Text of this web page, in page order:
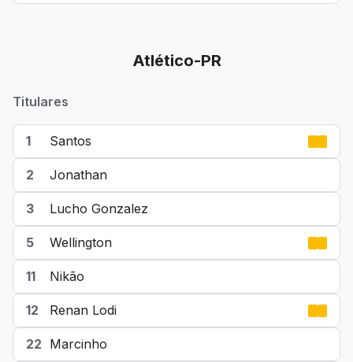
Atlético-PR
Titulares
1 Santos
2 Jonathan
3 Lucho Gonzalez
5 Wellington
11 Nikão
12 Renan Lodi
22 Marcinho